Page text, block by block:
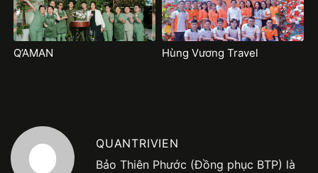
Q’AMAN Hùng Vương Travel
QUANTRIVIEN
Bảo Thiên Phước (Đồng phục BTP) là